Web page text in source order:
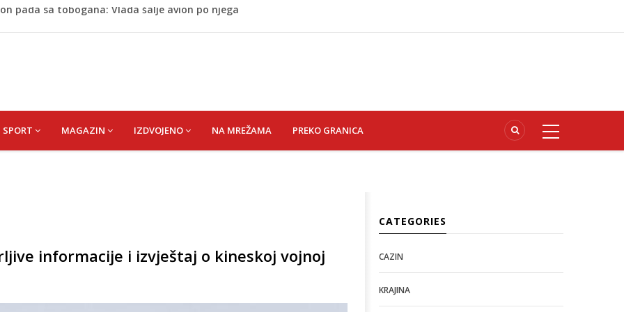
dojenja: Izazov s kojim se susreću mnoge mame
narednih dana
pada sa tobogana: Vlada šalje avion po njega
SPORT MAGAZIN IZDVOJENO NA MREŽAMA PREKO GRANICA
informacije i izvještaj o kineskoj vojnoj
CATEGORIES
CAZIN
KRAJINA